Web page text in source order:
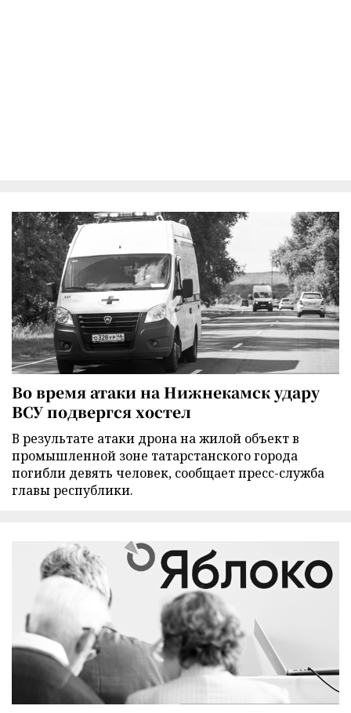
Во время атаки на Нижнекамск удару
ВСУ подвергся хостел
В результате атаки дрона на жилой объект в
промышленной зоне татарстанского города
погибли девять человек, сообщает пресс-служба
главы республики.